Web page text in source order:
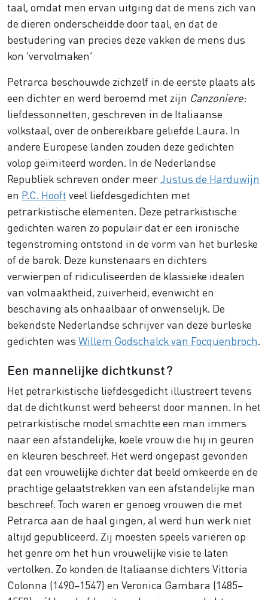
taal, omdat men ervan uitging dat de mens zich van
de dieren onderscheidde door taal, en dat de
bestudering van precies deze vakken de mens dus
kon ‘vervolmaken’
Petrarca beschouwde zichzelf in de eerste plaats als
een dichter en werd beroemd met zijn Canzoniere:
liefdessonnetten, geschreven in de Italiaanse
volkstaal, over de onbereikbare geliefde Laura. In
andere Europese landen zouden deze gedichten
volop geïmiteerd worden. In de Nederlandse
Republiek schreven onder meer Justus de Harduwijn
en P.C. Hooft veel liefdesgedichten met
petrarkistische elementen. Deze petrarkistische
gedichten waren zo populair dat er een ironische
tegenstroming ontstond in de vorm van het burleske
of de barok. Deze kunstenaars en dichters
verwierpen of ridiculiseerden de klassieke idealen
van volmaaktheid, zuiverheid, evenwicht en
beschaving als onhaalbaar of onwenselijk. De
bekendste Nederlandse schrijver van deze burleske
gedichten was Willem Godschalck van Focquenbroch
Een mannelijke dichtkunst?
Het petrarkistische liefdesgedicht illustreert tevens
dat de dichtkunst werd beheerst door mannen. In het
petrarkistische model smachtte een man immers
naar een afstandelijke, koele vrouw die hij in geuren
en kleuren beschreef. Het werd ongepast gevonden
dat een vrouwelijke dichter dat beeld omkeerde en de
prachtige gelaatstrekken van een afstandelijke man
beschreef. Toch waren er genoeg vrouwen die met
Petrarca aan de haal gingen, al werd hun werk niet
altijd gepubliceerd. Zij moesten speels variëren op
het genre om het hun vrouwelijke visie te laten
vertolken. Zo konden de Italiaanse dichters Vittoria
Colonna (1490–1547) en Veronica Gambara (1485–